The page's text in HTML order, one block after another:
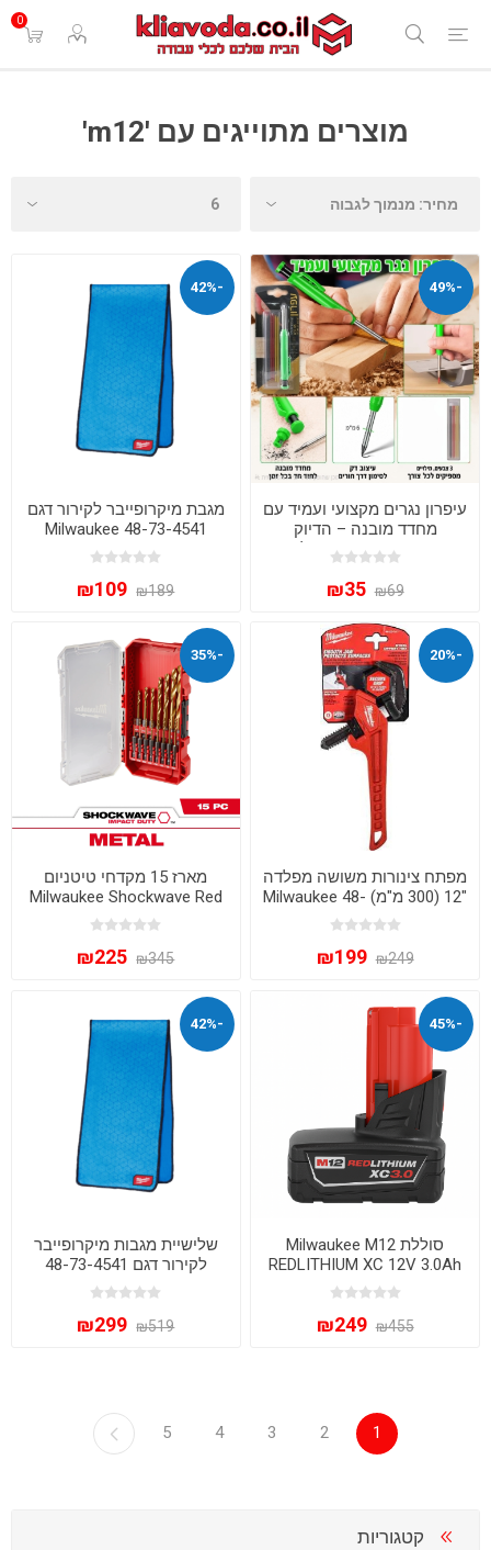
0
מוצרים מתוייגים עם 'm12'
-49%
עיפרון נגרים מקצועי ועמיד עם
מחדד מובנה – הדיוק
שחיפשת בעבודה שלך!
₪69
₪35
-42%
מגבת מיקרופייבר לקירור דגם
48-73-4541 Milwaukee
₪189
₪109
-20%
מפתח צינורות משושה מפלדה
"12 (300 מ"מ) Milwaukee 48-
22-7171 – דיוק ועמידות
₪249
₪199
-35%
מארז 15 מקדחי טיטניום
Milwaukee Shockwave Red
Helix | סט מקדחים מקצועי
לקידוח מתכת ועץ
₪345
₪225
-45%
סוללת Milwaukee M12
REDLITHIUM XC 12V 3.0Ah
₪455
₪249
-42%
שלישיית מגבות מיקרופייבר
לקירור דגם 48-73-4541
Milwaukee X3
₪519
₪299
1
2
3
4
5
קטגוריות